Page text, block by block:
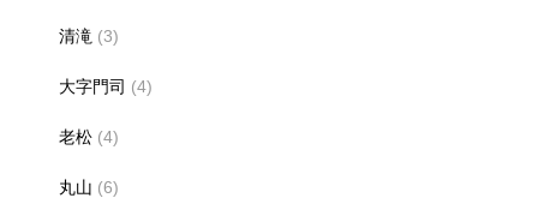
清滝 (3)
大字門司 (4)
老松 (4)
丸山 (6)